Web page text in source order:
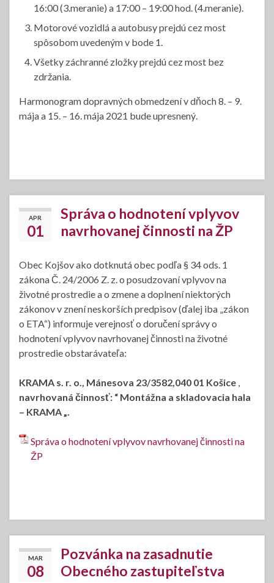
16:00 (3.meranie) a 17:00 – 19:00 hod. (4.meranie).
Motorové vozidlá a autobusy prejdú cez most
spôsobom uvedeným v bode 1.
Všetky záchranné zložky prejdú cez most bez
zdržania.
Harmonogram dopravných obmedzení v dňoch 8. – 9.
mája a 15. – 16. mája 2021 bude upresnený.
APR
01
Správa o hodnotení vplyvov
navrhovanej činnosti na ŽP
Obec Kojšov ako dotknutá obec podľa § 34 ods. 1
zákona Č. 24/2006 Z. z. o posudzovaní vplyvov na
životné prostredie a o zmene a doplnení niektorých
zákonov v znení neskorších predpisov (ďalej iba „zákon
o ETA“) informuje verejnosť o doručení správy o
hodnotení vplyvov navrhovanej činnosti na životné
prostredie obstarávateľa:
KRAMA s. r. o., Mánesova 23/3582,040 01 Košice ,
navrhovaná činnosť: “ Montážna a skladovacia hala
– KRAMA „.
Správa o hodnotení vplyvov navrhovanej činnosti na
ŽP
MAR
08
Pozvánka na zasadnutie
Obecného zastupiteľstva